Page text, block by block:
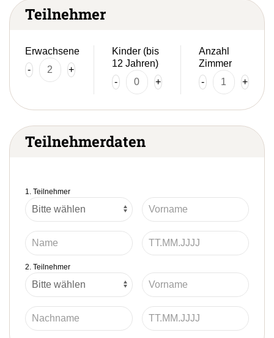
Teilnehmer
Erwachsene
-
+
Kinder (bis
12 Jahren)
-
+
Anzahl
Zimmer
-
+
Teilnehmerdaten
1. Teilnehmer
2. Teilnehmer